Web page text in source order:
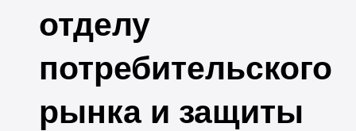
отделу
потребительского
рынка и защиты